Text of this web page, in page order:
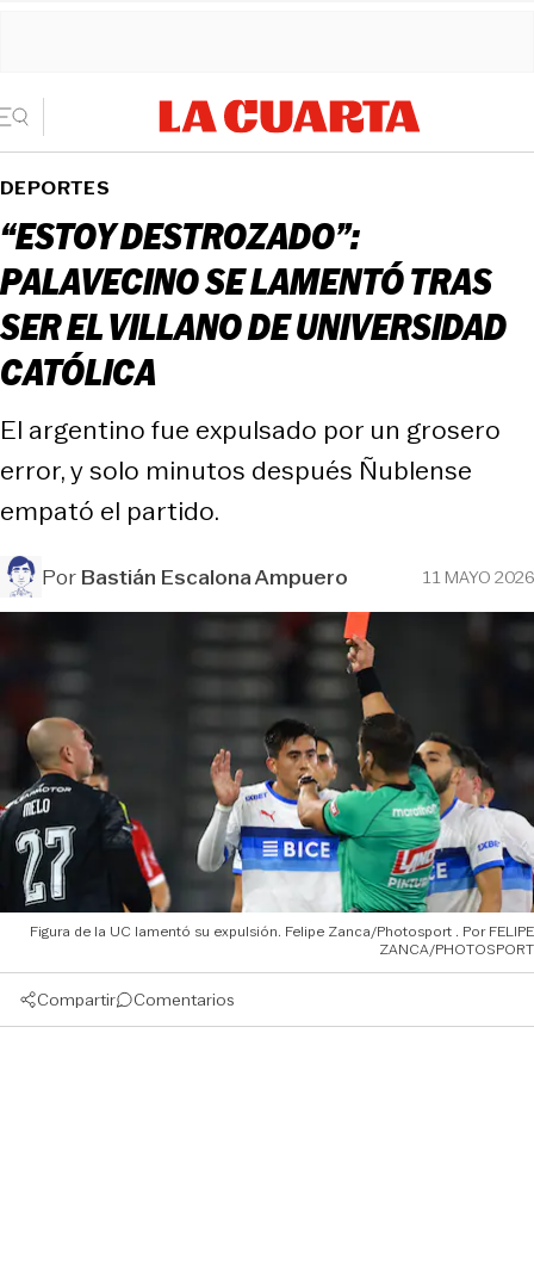
DEPORTES
“ESTOY DESTROZADO”:
PALAVECINO SE LAMENTÓ TRAS
SER EL VILLANO DE UNIVERSIDAD
CATÓLICA
El argentino fue expulsado por un grosero
error, y solo minutos después Ñublense
empató el partido.
PorBastián Escalona Ampuero 11 MAYO 2026
Figura de la UC lamentó su expulsión. Felipe Zanca/Photosport
FELIPE
ZANCA/PHOTOSPORT
Compartir Comentarios